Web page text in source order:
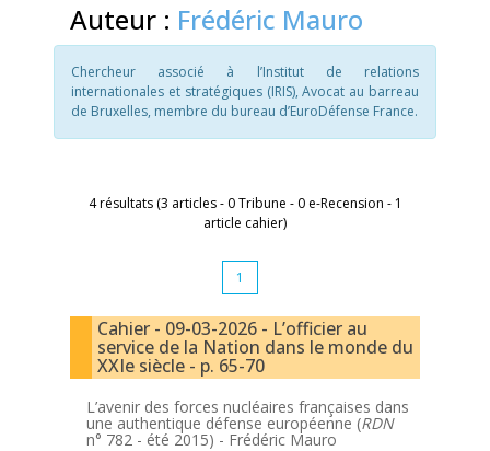
Auteur : Frédéric Mauro
Chercheur associé à l’Institut de relations
internationales et stratégiques (IRIS), Avocat au barreau
de Bruxelles, membre du bureau d’EuroDéfense France.
4 résultats (3 articles - 0 Tribune - 0 e-Recension - 1
article cahier)
1
Cahier - 09-03-2026 - L’officier au
service de la Nation dans le monde du
XXIe siècle - p. 65-70
L’avenir des forces nucléaires françaises dans
une authentique défense européenne (RDN
n° 782 - été 2015) - Frédéric Mauro